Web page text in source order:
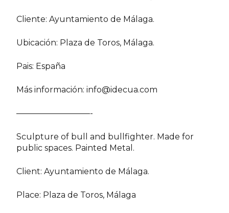
Cliente: Ayuntamiento de Málaga.
Ubicación: Plaza de Toros, Málaga.
Pais: España
Más información:info@idecua.com
—————————-
Sculpture of bull and bullfighter. Made for
public spaces. Painted Metal.
Client: Ayuntamiento de Málaga.
Place: Plaza de Toros, Málaga